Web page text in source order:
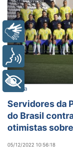
Cultura
Servidores da
do Brasil
otimistas
05/12/2022 10:56:18
Libras
Voz
+